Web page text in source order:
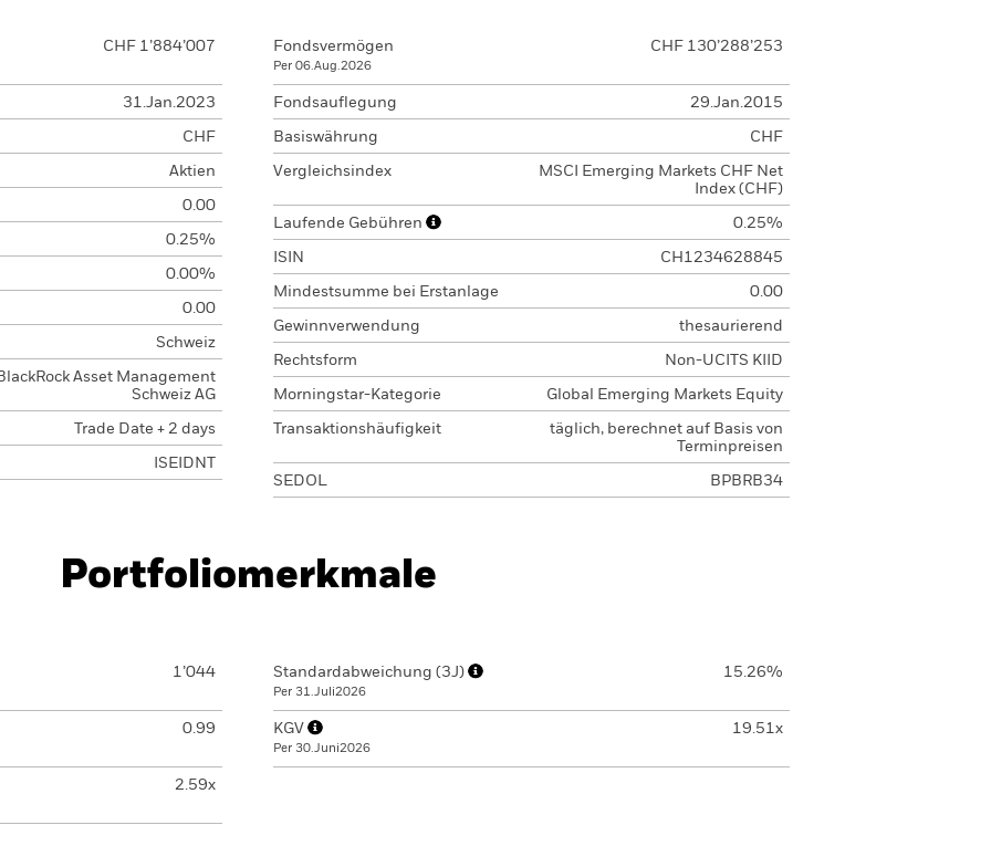
CHF 1’884’007
31.Jan.2023
CHF
Aktien
0.00
0.25%
0.00%
0.00
Schweiz
Asset Management
Schweiz AG
Trade Date + 2 days
ISEIDNT
Fondsvermögen
Per 06.Aug.2026
CHF 130’288’253
Fondsauflegung 29.Jan.2015
Basiswährung CHF
Vergleichsindex
MSCI Emerging Markets CHF Net
Index (CHF)
Laufende Gebühren 0.25%
ISIN CH1234628845
Mindestsumme bei Erstanlage 0.00
Gewinnverwendung thesaurierend
Rechtsform Non-UCITS KIID
Morningstar-Kategorie Global Emerging Markets Equity
Transaktionshäufigkeit
täglich, berechnet auf Basis von
Terminpreisen
SEDOL BPBRB34
Portfoliomerkmale
1’044
0.99
2.59x
Standardabweichung (3J)
Per 31.Juli2026
15.26%
KGV
Per 30.Juni2026
19.51x